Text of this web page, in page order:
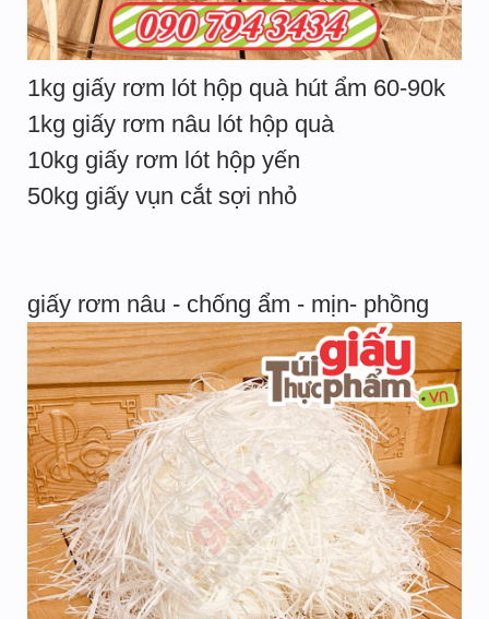
1kg giấy rơm lót hộp quà hút ẩm 60-90k
1kg giấy rơm nâu lót hộp quà
10kg giấy rơm lót hộp yến
50kg giấy vụn cắt sợi nhỏ
giấy rơm nâu - chống ẩm - mịn- phồng